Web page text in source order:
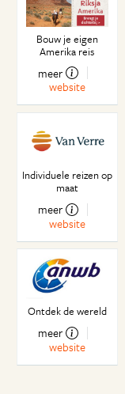
Bouw je eigen
Amerika reis
meer
website
Individuele reizen op
maat
meer
website
Ontdek de wereld
meer
website